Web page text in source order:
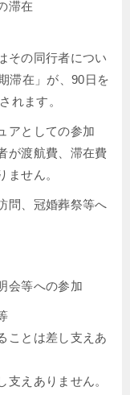
滞在
その同行者につい
滞在」が、90日を
れます。
としての参加
が渡航費、滞在費
せん。
、冠婚葬祭等へ
会等への参加
ことは差し支えあ
支えありません。